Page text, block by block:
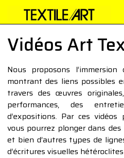
Vidéos Art
Nous proposons
montrant des liens possibles
travers des œuvres
performances, des
d’expositions. Par ces
vous pourrez plonger dans
et bien d’autres types de
d’écritures visuelles